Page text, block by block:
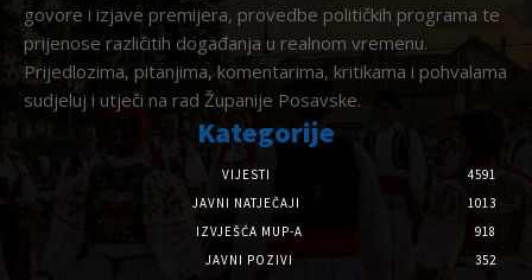
govore i izjave premijera, provedbe političkih programa te
prijenose različitih događanja u realnom vremenu.
Prijedlozima, pitanjima, komentarima, kritikama i pohvalama
sudjeluj i utječi na rad Županije Posavske.
Kategorije
VIJESTI
4591
JAVNI NATJEČAJI
1013
IZVJEŠĆA MUP-A
918
JAVNI POZIVI
352